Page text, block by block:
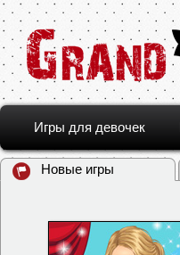
Игры для девочек
Новые игры